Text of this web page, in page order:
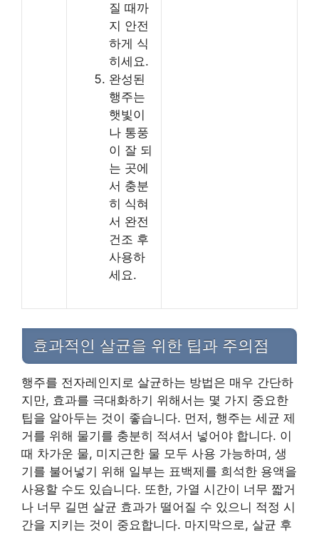
질 때까
지 안전
하게 식
히세요.
완성된
행주는
햇빛이
나 통풍
이 잘 되
는 곳에
서 충분
히 식혀
서 완전
건조 후
사용하
세요.
효과적인 살균을 위한 팁과 주의점
행주를 전자레인지로 살균하는 방법은 매우 간단하
지만, 효과를 극대화하기 위해서는 몇 가지 중요한
팁을 알아두는 것이 좋습니다. 먼저, 행주는 세균 제
거를 위해 물기를 충분히 적셔서 넣어야 합니다. 이
때 차가운 물, 미지근한 물 모두 사용 가능하며, 생
기를 불어넣기 위해 일부는 표백제를 희석한 용액을
사용할 수도 있습니다. 또한, 가열 시간이 너무 짧거
나 너무 길면 살균 효과가 떨어질 수 있으니 적정 시
간을 지키는 것이 중요합니다. 마지막으로, 살균 후